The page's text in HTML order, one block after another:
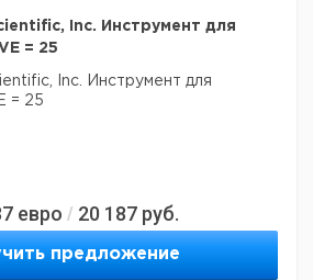
Inc. Инструмент для
= 25
Inc. Инструмент для
= 25
евро / 20 187 руб.
предложение